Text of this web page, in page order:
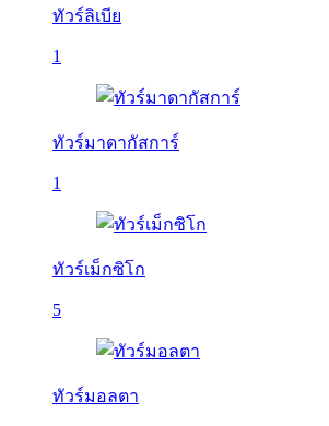
ทัวร์ลิเบีย
1
ทัวร์มาดากัสการ์
1
ทัวร์เม็กซิโก
5
ทัวร์มอลตา